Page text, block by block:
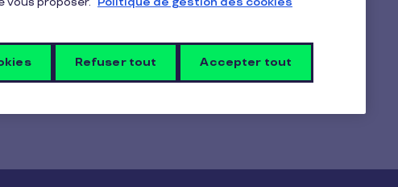
haut à droite. Descendez en bas de la
Refuser tout Accepter tout